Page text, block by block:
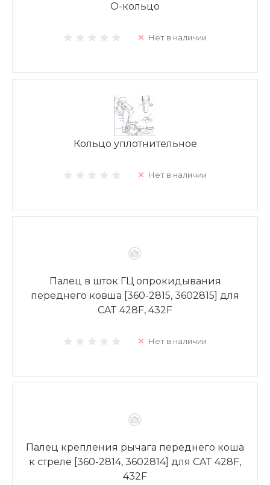
О-кольцо
Нет в наличии
Кольцо уплотнительное
Нет в наличии
Палец в шток ГЦ опрокидывания
переднего ковша [360-2815, 3602815] для
CAT 428F, 432F
Нет в наличии
Палец крепления рычага переднего коша
к стреле [360-2814, 3602814] для CAT 428F,
432F